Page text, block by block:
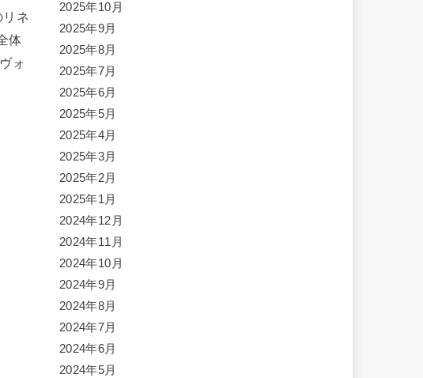
ネ
体
ォ
2025年10月
2025年9月
2025年8月
2025年7月
2025年6月
2025年5月
2025年4月
2025年3月
2025年2月
2025年1月
2024年12月
2024年11月
2024年10月
2024年9月
2024年8月
2024年7月
2024年6月
2024年5月